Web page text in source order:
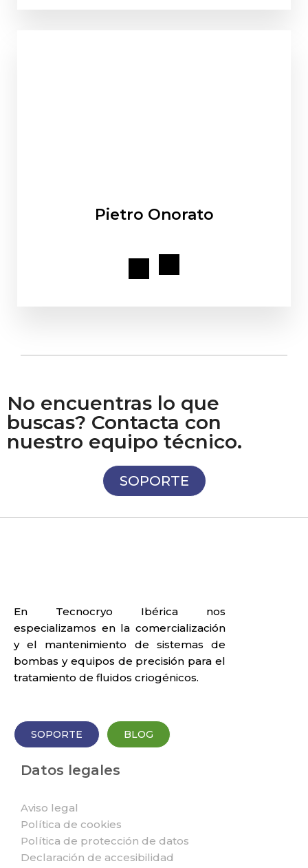
Pietro Onorato
No encuentras lo que
buscas? Contacta con
nuestro equipo técnico.
SOPORTE
En Tecnocryo Ibérica nos
especializamos en la comercialización
y el mantenimiento de sistemas de
bombas y equipos de precisión para el
tratamiento de fluidos criogénicos.
SOPORTE BLOG
Datos legales
Aviso legal
Política de cookies
Política de protección de datos
Declaración de accesibilidad